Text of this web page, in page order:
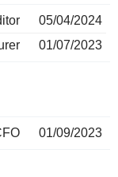
05/04/2024
01/07/2023
01/09/2023